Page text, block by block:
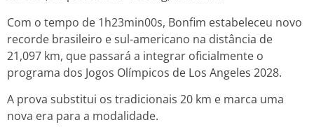
Com o tempo de 1h23min00s, Bonfim estabeleceu novo
recorde brasileiro e sul-americano na distância de
21,097 km, que passará a integrar oficialmente o
programa dos Jogos Olímpicos de Los Angeles 2028.
A prova substitui os tradicionais 20 km e marca uma
nova era para a modalidade.